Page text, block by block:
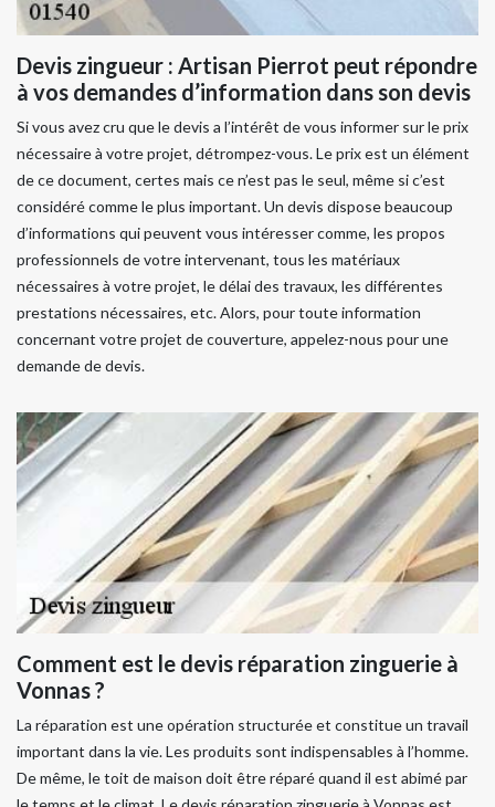
Devis zingueur : Artisan Pierrot peut répondre
à vos demandes d’information dans son devis
Si vous avez cru que le devis a l’intérêt de vous informer sur le prix
nécessaire à votre projet, détrompez-vous. Le prix est un élément
de ce document, certes mais ce n’est pas le seul, même si c’est
considéré comme le plus important. Un devis dispose beaucoup
d’informations qui peuvent vous intéresser comme, les propos
professionnels de votre intervenant, tous les matériaux
nécessaires à votre projet, le délai des travaux, les différentes
prestations nécessaires, etc. Alors, pour toute information
concernant votre projet de couverture, appelez-nous pour une
demande de devis.
Comment est le devis réparation zinguerie à
Vonnas ?
La réparation est une opération structurée et constitue un travail
important dans la vie. Les produits sont indispensables à l’homme.
De même, le toit de maison doit être réparé quand il est abimé par